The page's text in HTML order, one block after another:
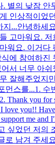
별의 낮잠 안
인상적이었
지...안녕하세
고마워요.
워요. 이거다
에 참여하진
서 너무 아
잘해주었지
먼스를...1. 수
Thank you for
you!!
me and
싶었던 저의
로 남겨 주세